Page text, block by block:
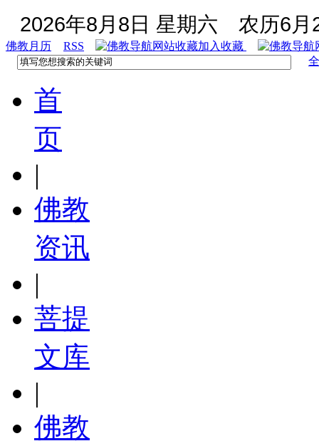
2026年8月8日 星期六 农历6月
佛教月历 RSS
加入收藏
首
页
|
佛教
资讯
|
菩提
文库
|
佛教